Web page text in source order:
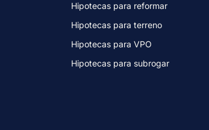
Hipotecas para reformar
Hipotecas para terreno
Hipotecas para VPO
Hipotecas para subrogar